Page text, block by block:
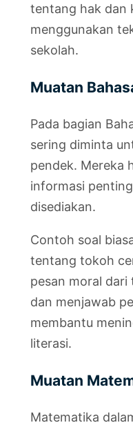
tentang hak dan
menggunakan
sekolah.
Muatan
Pada bagian
sering diminta
pendek. Mereka
informasi
disediakan.
Contoh soal
tentang tokoh
pesan moral dari
dan menjawab
membantu
literasi.
Muatan
Matematika